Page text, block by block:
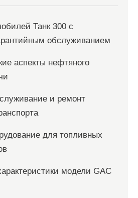
Танк 300 с
обслуживанием
аспекты нефтяного
и ремонт
для топливных
модели GAC